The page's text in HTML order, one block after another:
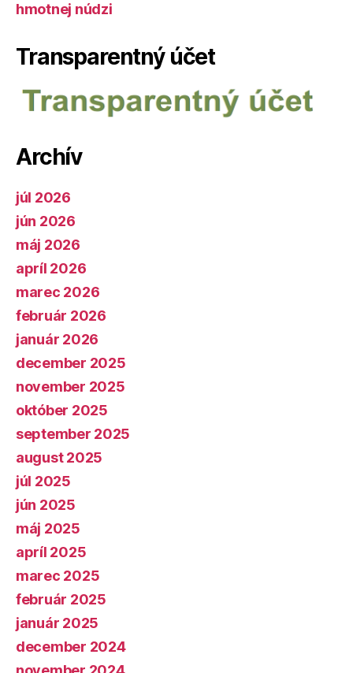
hmotnej núdzi
Transparentný účet
Archív
júl 2026
jún 2026
máj 2026
apríl 2026
marec 2026
február 2026
január 2026
december 2025
november 2025
október 2025
september 2025
august 2025
júl 2025
jún 2025
máj 2025
apríl 2025
marec 2025
február 2025
január 2025
december 2024